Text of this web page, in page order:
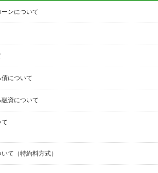
ンについて
について
資について
て（特約料方式）